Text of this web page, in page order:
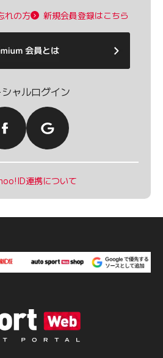
れの方 新規会員登録はこちら
ャルログイン
連携について